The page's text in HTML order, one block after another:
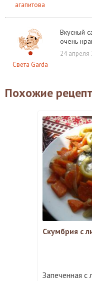
агапитова
Света Garda
Вкусный
очень
24 апреля
Похожие
Скумбрия с
Запеченная